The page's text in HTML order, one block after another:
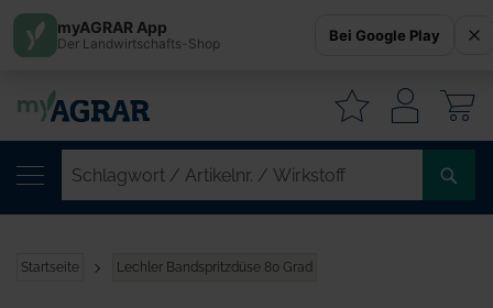
Startseite Lechler Bandspritzdüse 80 Grad
myAGRAR App
Der Landwirtschafts-Shop Bei Google Play